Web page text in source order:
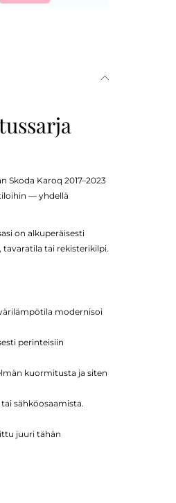
Skoda Karoq 2017–2023
— yhdellä
on alkuperäisesti
tai rekisterikilpi.
modernisoi
perinteisiin
kuormitusta ja siten
sähköosaamista.
juuri tähän